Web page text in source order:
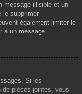
message illisible et un
le supprimer
également limiter le
à un message.
Si les
de pièces jointes, vous